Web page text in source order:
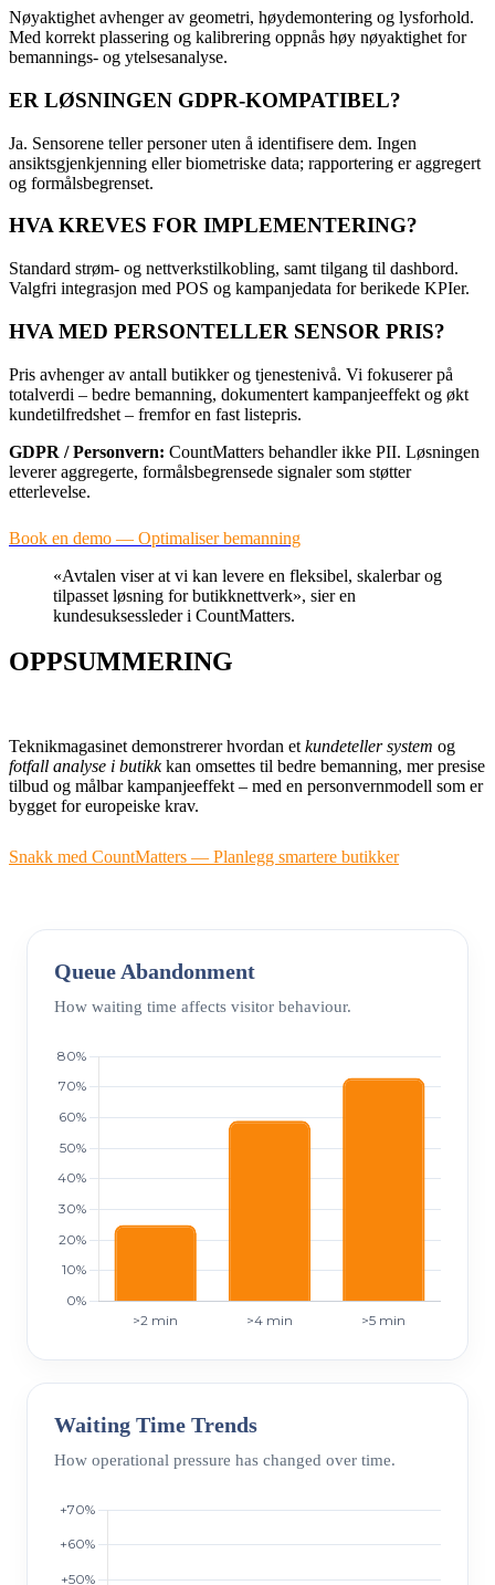
Nøyaktighet avhenger av geometri, høydemontering og lysforhold.
Med korrekt plassering og kalibrering oppnås høy nøyaktighet for
bemannings- og ytelsesanalyse.
ER LØSNINGEN GDPR-KOMPATIBEL?
Ja. Sensorene teller personer uten å identifisere dem. Ingen
ansiktsgjenkjenning eller biometriske data; rapportering er aggregert
og formålsbegrenset.
HVA KREVES FOR IMPLEMENTERING?
Standard strøm- og nettverkstilkobling, samt tilgang til dashbord.
Valgfri integrasjon med POS og kampanjedata for berikede KPIer.
HVA MED PERSONTELLER SENSOR PRIS?
Pris avhenger av antall butikker og tjenestenivå. Vi fokuserer på
totalverdi – bedre bemanning, dokumentert kampanjeeffekt og økt
kundetilfredshet – fremfor en fast listepris.
GDPR / Personvern: CountMatters behandler ikke PII. Løsningen
leverer aggregerte, formålsbegrensede signaler som støtter
etterlevelse.
Book en demo — Optimaliser bemanning
«Avtalen viser at vi kan levere en fleksibel, skalerbar og
tilpasset løsning for butikknettverk», sier en
kundesuksessleder i CountMatters.
OPPSUMMERING
Teknikmagasinet demonstrerer hvordan et kundeteller system og
fotfall analyse i butikkkan omsettes til bedre bemanning, mer presise
tilbud og målbar kampanjeeffekt – med en personvernmodell som er
bygget for europeiske krav.
Snakk med CountMatters — Planlegg smartere butikker
Queue Abandonment
How waiting time affects visitor behaviour.
Waiting Time Trends
How operational pressure has changed over time.